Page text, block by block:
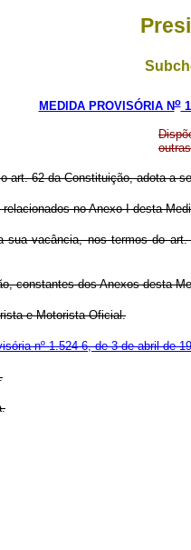
MEDIDA PROVISÓRIA No
art. 62 da Constituição, adota a
no Anexo I desta
vacância, nos termos do
constantes dos Anexos desta
e Motorista Oficial.
nº 1.524-6, de 3 de abril de